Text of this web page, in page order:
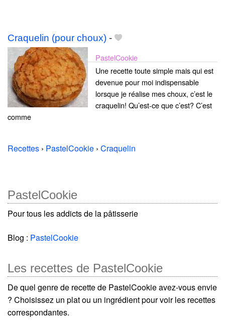
Craquelin (pour choux) -
PastelCookie
Une recette toute simple mais qui est
devenue pour moi indispensable
lorsque je réalise mes choux, c’est le
craquelin! Qu’est-ce que c’est? C’est
comme
Recettes › PastelCookie › Craquelin
PastelCookie
Pour tous les addicts de la pâtisserie
Blog : PastelCookie
Les recettes de PastelCookie
De quel genre de recette de PastelCookie avez-vous envie
? Choisissez un plat ou un ingrédient pour voir les recettes
correspondantes.